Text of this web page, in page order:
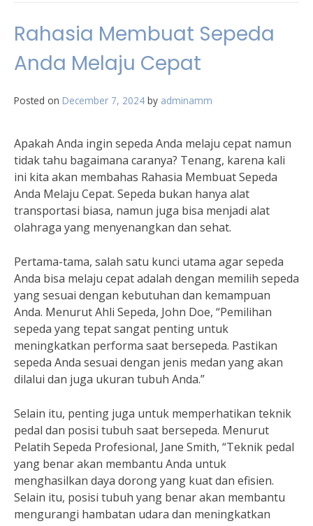
Rahasia Membuat Sepeda
Anda Melaju Cepat
Posted on December 7, 2024 by adminamm
Apakah Anda ingin sepeda Anda melaju cepat namun
tidak tahu bagaimana caranya? Tenang, karena kali
ini kita akan membahas Rahasia Membuat Sepeda
Anda Melaju Cepat. Sepeda bukan hanya alat
transportasi biasa, namun juga bisa menjadi alat
olahraga yang menyenangkan dan sehat.
Pertama-tama, salah satu kunci utama agar sepeda
Anda bisa melaju cepat adalah dengan memilih sepeda
yang sesuai dengan kebutuhan dan kemampuan
Anda. Menurut Ahli Sepeda, John Doe, “Pemilihan
sepeda yang tepat sangat penting untuk
meningkatkan performa saat bersepeda. Pastikan
sepeda Anda sesuai dengan jenis medan yang akan
dilalui dan juga ukuran tubuh Anda.”
Selain itu, penting juga untuk memperhatikan teknik
pedal dan posisi tubuh saat bersepeda. Menurut
Pelatih Sepeda Profesional, Jane Smith, “Teknik pedal
yang benar akan membantu Anda untuk
menghasilkan daya dorong yang kuat dan efisien.
Selain itu, posisi tubuh yang benar akan membantu
mengurangi hambatan udara dan meningkatkan